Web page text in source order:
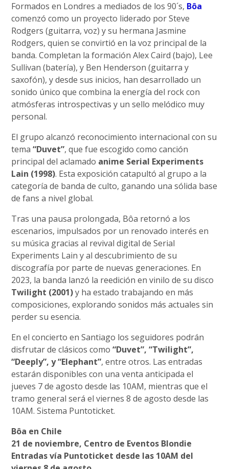
Formados en Londres a mediados de los 90´s, Bôa
comenzó como un proyecto liderado por Steve
Rodgers (guitarra, voz) y su hermana Jasmine
Rodgers, quien se convirtió en la voz principal de la
banda. Completan la formación Alex Caird (bajo), Lee
Sullivan (batería), y Ben Henderson (guitarra y
saxofón), y desde sus inicios, han desarrollado un
sonido único que combina la energía del rock con
atmósferas introspectivas y un sello melódico muy
personal.
El grupo alcanzó reconocimiento internacional con su
tema“Duvet”, que fue escogido como canción
principal del aclamado anime Serial Experiments
Lain (1998). Esta exposición catapultó al grupo a la
categoría de banda de culto, ganando una sólida base
de fans a nivel global.
Tras una pausa prolongada, Bôa retornó a los
escenarios, impulsados por un renovado interés en
su música gracias al revival digital de Serial
Experiments Lain y al descubrimiento de su
discografía por parte de nuevas generaciones. En
2023, la banda lanzó la reedición en vinilo de su disco
Twilight (2001)y ha estado trabajando en más
composiciones, explorando sonidos más actuales sin
perder su esencia.
En el concierto en Santiago los seguidores podrán
disfrutar de clásicos como“Duvet”, “Twilight”,
“Deeply”, y “Elephant”, entre otros. Las entradas
estarán disponibles con una venta anticipada el
jueves 7 de agosto desde las 10AM, mientras que el
tramo general será el viernes 8 de agosto desde las
10AM. Sistema Puntoticket.
Bôa en Chile
21 de noviembre, Centro de Eventos Blondie
Entradas vía Puntoticket desde las 10AM del